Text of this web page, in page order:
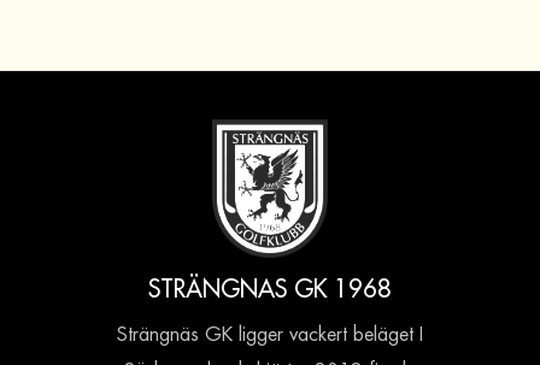
STRÄNGNAS GK 1968
Strängnäs GK ligger vackert beläget I